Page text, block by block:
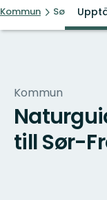
Kommun Sør-Fron
Kommun
till Sør-